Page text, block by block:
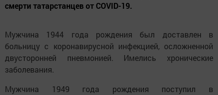
смерти татарстанцев от COVID-19.
Мужчина 1944 года рождения был доставлен в
больницу с коронавирусной инфекцией, осложненной
двусторонней пневмонией. Имелись хронические
заболевания.
Мужчина 1949 года рождения поступил в